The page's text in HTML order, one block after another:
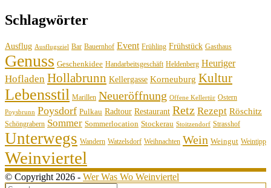
Schlagwörter
Ausflug Ausflugsziel Bar Bauernhof Event Frühling Frühstück Gasthaus
Genuss Geschenkidee Handarbeitsgeschäft Heldenberg Heuriger
Hofladen Hollabrunn Kellergasse Korneuburg Kultur
Lebensstil Marillen Neueröffnung Offene Kellertür Ostern
Poysbrunn Poysdorf Pulkau Radtour Restaurant Retz Rezept Röschitz
Schöngrabern Sommer Sommerlocation Stockerau Stoitzendorf Strasshof
Unterwegs Wandern Watzelsdorf Weihnachten Wein Weingut Weintipp
Weinviertel
© Copyright 2026 - Wer Was Wo Weinviertel